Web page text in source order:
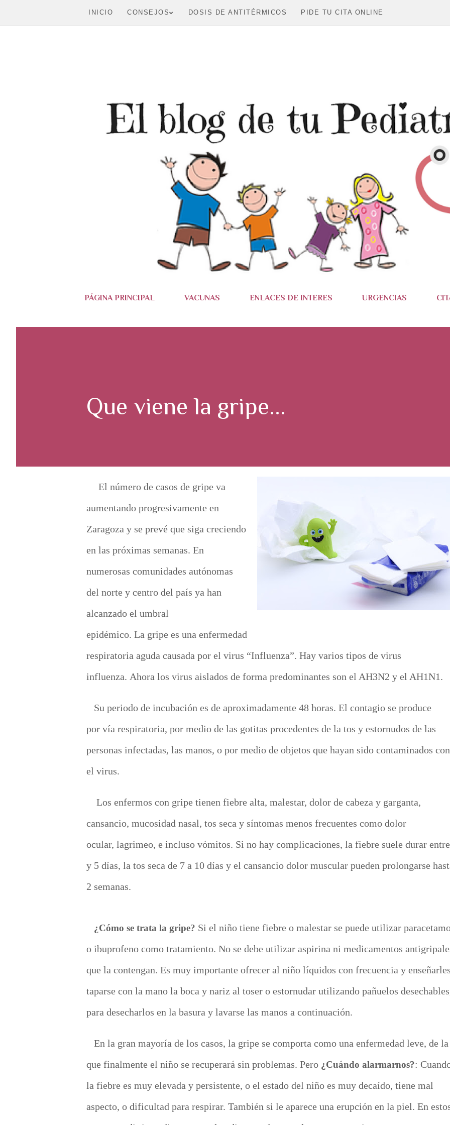
INICIO CONSEJOS DOSIS DE ANTITÉRMICOS PIDE TU CITA ONLINE
Ir al contenido principal
PÁGINA PRINCIPAL VACUNAS ENLACES DE INTERES URGENCIAS
Que viene la gripe...
El número de casos de gripe va
aumentando progresivamente en
Zaragoza y se prevé que siga creciendo
en las próximas semanas. En
numerosas comunidades autónomas
del norte y centro del país ya han
alcanzado el umbral
epidémico. La gripe es una enfermedad
respiratoria aguda causada por el virus “Influenza”. Hay varios tipos de virus
influenza. Ahora los virus aislados de forma predominantes son el AH3N2 y el AH1N1.
Su periodo de incubación es de aproximadamente 48 horas. El contagio se produce
por vía respiratoria, por medio de las gotitas procedentes de la tos y estornudos de las
personas infectadas, las manos, o por medio de objetos que hayan sido contaminados con
el virus.
Los enfermos con gripe tienen fiebre alta, malestar, dolor de cabeza y garganta,
cansancio, mucosidad nasal, tos seca y síntomas menos frecuentes como dolor
ocular, lagrimeo, e incluso vómitos. Si no hay complicaciones, la fiebre suele durar
y 5 días, la tos seca de 7 a 10 días y el cansancio dolor muscular pueden prolongarse
2 semanas.
¿Cómo se trata la gripe? Si el niño tiene fiebre o malestar se puede utilizar
o ibuprofeno como tratamiento. No se debe utilizar aspirina ni medicamentos
que la contengan. Es muy importante ofrecer al niño líquidos con frecuencia y
taparse con la mano la boca y nariz al toser o estornudar utilizando pañuelos
para desecharlos en la basura y lavarse las manos a continuación.
En la gran mayoría de los casos, la gripe se comporta como una enfermedad leve, de la
que finalmente el niño se recuperará sin problemas. Pero ¿Cuándo alarmarnos?:
la fiebre es muy elevada y persistente, o el estado del niño es muy decaído, tiene mal
aspecto, o dificultad para respirar. También si le aparece una erupción en la piel. En